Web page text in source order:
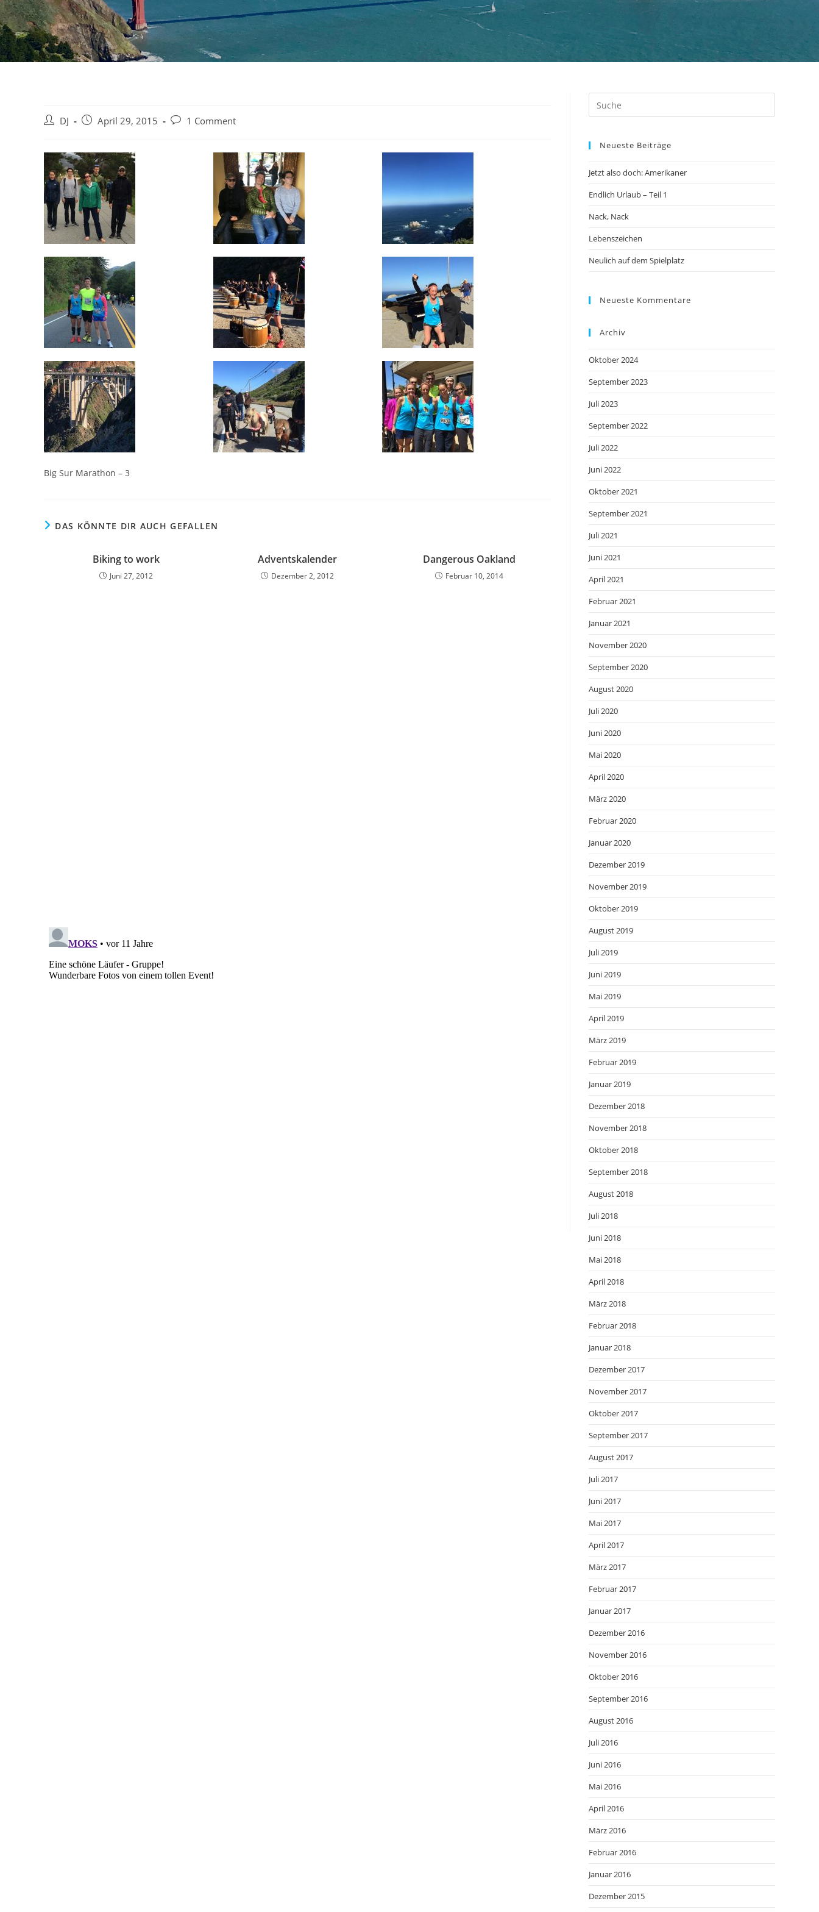
Beitrags-
DJ
BeitragApril 29, 2015
Beitrags-
1 Comment
Big Sur Marathon – 3
DAS KÖNNTE DIR AUCH GEFALLEN
Biking to work
Juni 27, 2012
Adventskalender
Dezember 2, 2012
Dangerous Oakland
Februar 10, 2014
Neueste Beiträge
Jetzt also doch: Amerikaner
Endlich Urlaub – Teil 1
Nack, Nack
Lebenszeichen
Neulich auf dem Spielplatz
Neueste Kommentare
Archiv
Oktober 2024
September 2023
Juli 2023
September 2022
Juli 2022
Juni 2022
Oktober 2021
September 2021
Juli 2021
Juni 2021
April 2021
Februar 2021
Januar 2021
November 2020
September 2020
August 2020
Juli 2020
Juni 2020
Mai 2020
April 2020
März 2020
Februar 2020
Januar 2020
Dezember 2019
November 2019
Oktober 2019
August 2019
Juli 2019
Juni 2019
Mai 2019
April 2019
März 2019
Februar 2019
Januar 2019
Dezember 2018
November 2018
Oktober 2018
September 2018
August 2018
Juli 2018
Juni 2018
Mai 2018
April 2018
März 2018
Februar 2018
Januar 2018
Dezember 2017
November 2017
Oktober 2017
September 2017
August 2017
Juli 2017
Juni 2017
Mai 2017
April 2017
März 2017
Februar 2017
Januar 2017
Dezember 2016
November 2016
Oktober 2016
September 2016
August 2016
Juli 2016
Juni 2016
Mai 2016
April 2016
März 2016
Februar 2016
Januar 2016
Dezember 2015